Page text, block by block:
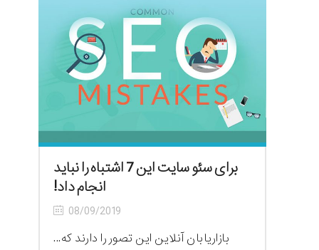
برای سئو سایت این 7 اشتباه را نباید
انجام داد!
08/09/2019
بازاریابان آنلاین این تصور را دارند که...